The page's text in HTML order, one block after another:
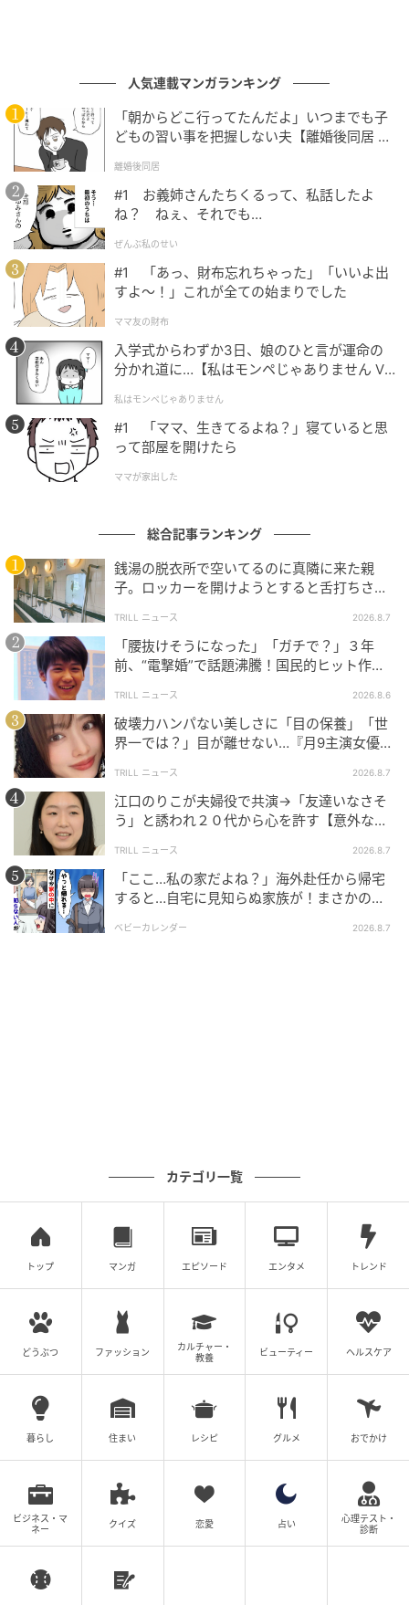
ゆうゆうtime
ゆうゆうtime
人気連載マンガランキング
「朝からどこ行ってたんだよ」いつまでも子
どもの習い事を把握しない夫【離婚後同居 Vo
離婚後同居
#1 お義姉さんたちくるって、私話したよ
ね？ ねぇ、それでも…
ぜんぶ私のせい
#1 「あっ、財布忘れちゃった」「いいよ出
すよ〜！」これが全ての始まりでした
ママ友の財布
入学式からわずか3日、娘のひと言が運命の
分かれ道に…【私はモンペじゃありません Vo
私はモンペじゃありません
#1 「ママ、生きてるよね？」寝ていると思
って部屋を開けたら
ママが家出した
総合記事ランキング
銭湯の脱衣所で空いてるのに真隣に来た親
子。ロッカーを開けようとすると舌打ちさ
中で拍手」
TRILL ニュース 2026.8.7
「腰抜けそうになった」「ガチで？」３年
前、“電撃婚”で話題沸騰！国民的ヒット作
TRILL ニュース 2026.8.6
破壊力ハンパない美しさに「目の保養」「世
界一では？」目が離せない…『月9主演女優
TRILL ニュース 2026.8.7
江口のりこが夫婦役で共演→「友達いなさそ
う」と誘われ２０代から心を許す【意外な親
TRILL ニュース 2026.8.7
「ここ…私の家だよね？」海外赴任から帰宅
すると…自宅に見知らぬ家族が！まさかの真
ベビーカレンダー 2026.8.7
カテゴリ一覧
トップ マンガ エピソード エンタメ トレンド
どうぶつ ファッション
カルチャー・
教養
ビューティー ヘルスケア
暮らし 住まい レシピ グルメ おでかけ
ビジネス・マ
ネー
クイズ 恋愛 占い
心理テスト・
診断